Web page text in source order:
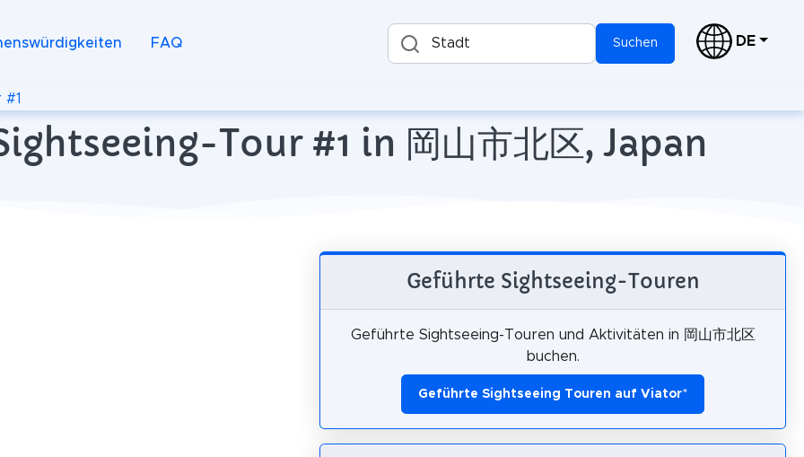
FAQ Stadt Suchen DE
#1
Tour #1 in 岡山市北区, Japan
Geführte Sightseeing-Touren
Geführte Sightseeing-Touren und Aktivitäten in 岡山市北区
buchen.
Geführte Sightseeing Touren auf Viator*